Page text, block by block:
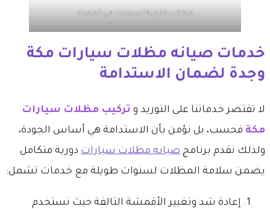
مظلات خارجية للسيارات حي الحمراء
​خدمات صيانه مظلات سيارات مكة
وجدة لضمان الاستدامة
​لا تقتصر خدماتنا على التوريد و تركيب مظلات سيارات
مكة فحسب، بل نؤمن بأن الاستدامة هي أساس الجودة،
ولذلك نقدم برنامج صيانه مظلات سيارات دورية متكامل
يضمن سلامة المظلات لسنوات طويلة مع خدمات تشمل:
​إعادة شد وتغيير الأقمشة التالفة حيث نستخدم